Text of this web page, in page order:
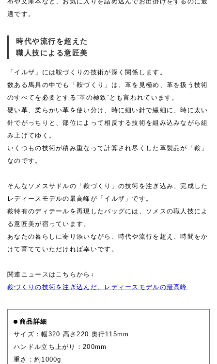
適です。
時代や流行を超えた
職人技による意匠美
「イルザ」には鞍づくりの技術が深く関係します。
数ある馬具の中でも「鞍づくり」は、革を見極め、革を扱う技術
のすべてを必要とする”革の極致”とも言われています。
硬い革、柔らかい革を使い分け、時に細い針で繊細に、時に太い
針でがっちりと、部位によって相反する技術を組み込みながら組
み上げてゆく。
いくつもの技術が積み重なって計算され尽くした革製品が「鞍」
なのです。
そんなソメスサドルの「鞍づくり」の技術を注ぎ込み、完成した
レディースモデルの最高峰が「イルザ」です。
鞍特有のディテールを再現したバッグには、ソメスの職人技によ
る意匠美が宿っています。
あなたの暮らしに寄り添いながら、時代や流行を超え、時間をか
けて育てていただければ幸いです。
関連ニュースはこちらから↓
鞍づくりの技術を注ぎ込んだ、レディースモデルの最高峰
商品詳細
サイズ：幅320 高さ220 奥行115mm
ハンドル立ち上がり：200mm
重さ：約1000g